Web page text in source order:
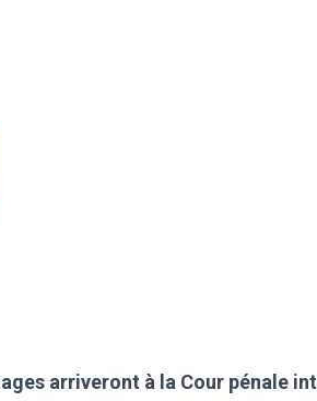
arriveront à la Cour pénale